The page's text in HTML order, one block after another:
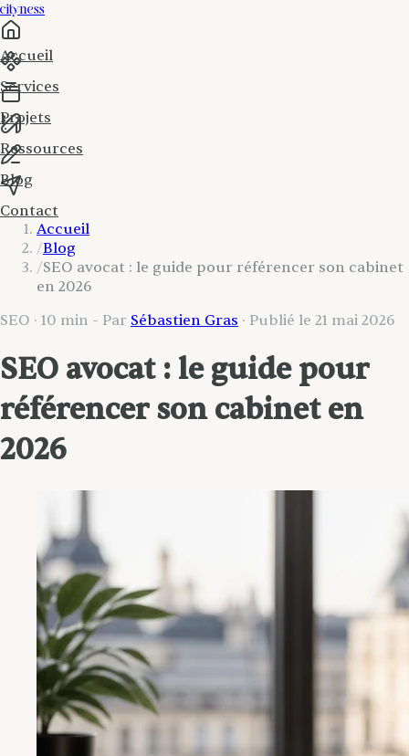
cityness
Accueil
Services
Projets
Ressources
Blog
Contact
Accueil
/Blog
/SEO avocat : le guide pour référencer son cabinet
en 2026
SEO · 10 min - Par Sébastien Gras · Publié le 21 mai 2026
SEO avocat : le guide pour
référencer son cabinet en
2026